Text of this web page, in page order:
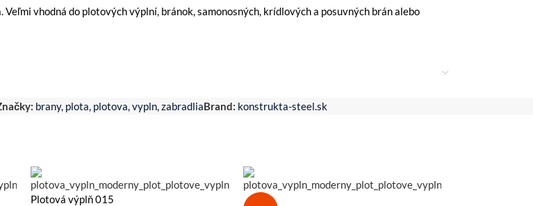
vhodná do plotových výplní, bránok, samonosných, krídlových a posuvných brán alebo
brany, plota, plotova,vypln,zabradliaBrand: konstrukta-steel.sk
Plotová výplň 015